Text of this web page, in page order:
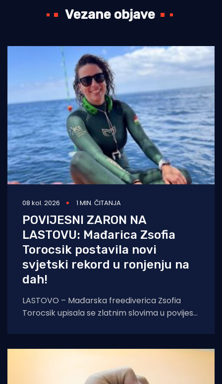
Vezane objave
08 kol. 2026 1 MIN. ČITANJA
POVIJESNI ZARON NA
LASTOVU: Mađarica Zsofia
Torocsik postavila novi
svjetski rekord u ronjenju na
dah!
LASTOVO – Mađarska freediverica Zsofia
Torocsik upisala se zlatnim slovima u povijest